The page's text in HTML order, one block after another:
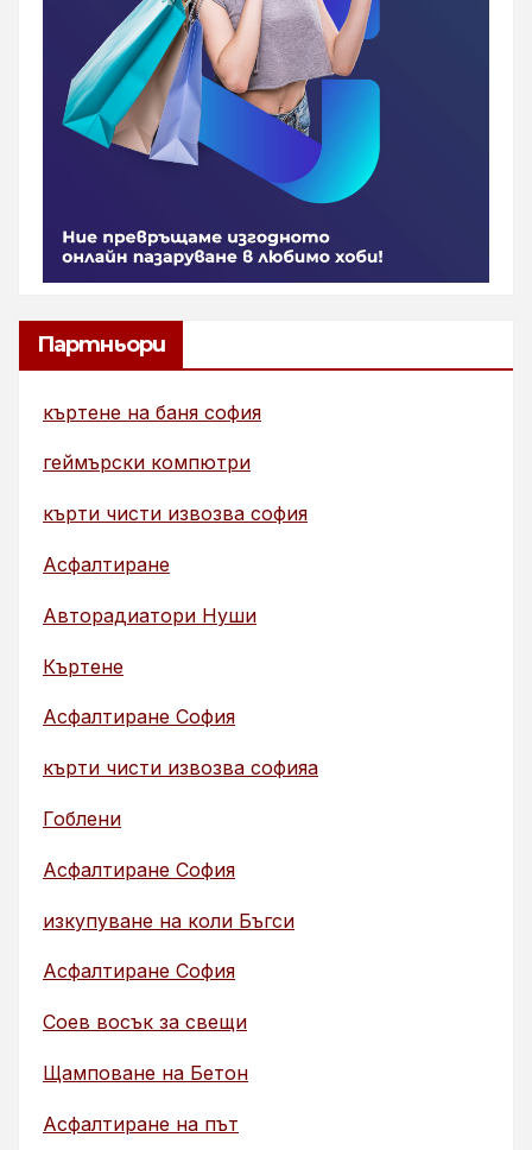
Партньори
къртене на баня софия
геймърски компютри
кърти чисти извозва софия
Асфалтиране
Авторадиатори Нуши
Къртене
Асфалтиране София
кърти чисти извозва софияа
Гоблени
Асфалтиране София
изкупуване на коли Бъгси
Асфалтиране София
Соев восък за свещи
Щамповане на Бетон
Асфалтиране на път